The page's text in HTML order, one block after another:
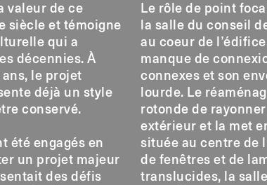
valeur de ce
siècle et témoigne
qui a
décennies. À
ans, le projet
déjà un style
conservé.
été engagés en
un projet majeur
des défis
Le rôle de point
la salle du conseil
au coeur de
manque de
connexes et son
lourde. Le
rotonde de rayonner
extérieur et la met
située au centre de
de fenêtres et de
translucides, la